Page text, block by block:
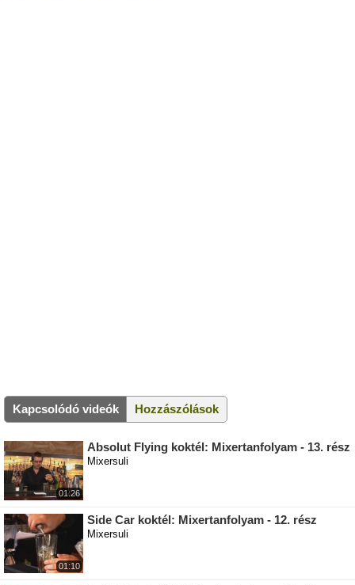
Kapcsolódó videók Hozzászólások
01:26
Absolut Flying koktél: Mixertanfolyam - 13. rész
Mixersuli
01:10
Side Car koktél: Mixertanfolyam - 12. rész
Mixersuli